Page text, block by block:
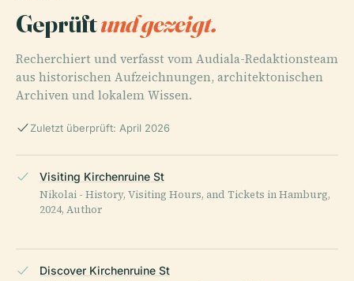
Geprüftund gezeigt.
Recherchiert und verfasst vom Audiala-Redaktionsteam
aus historischen Aufzeichnungen, architektonischen
Archiven und lokalem Wissen.
Zuletzt überprüft: April 2026
Visiting Kirchenruine St
Nikolai - History, Visiting Hours, and Tickets in Hamburg,
2024, Author
Discover Kirchenruine St